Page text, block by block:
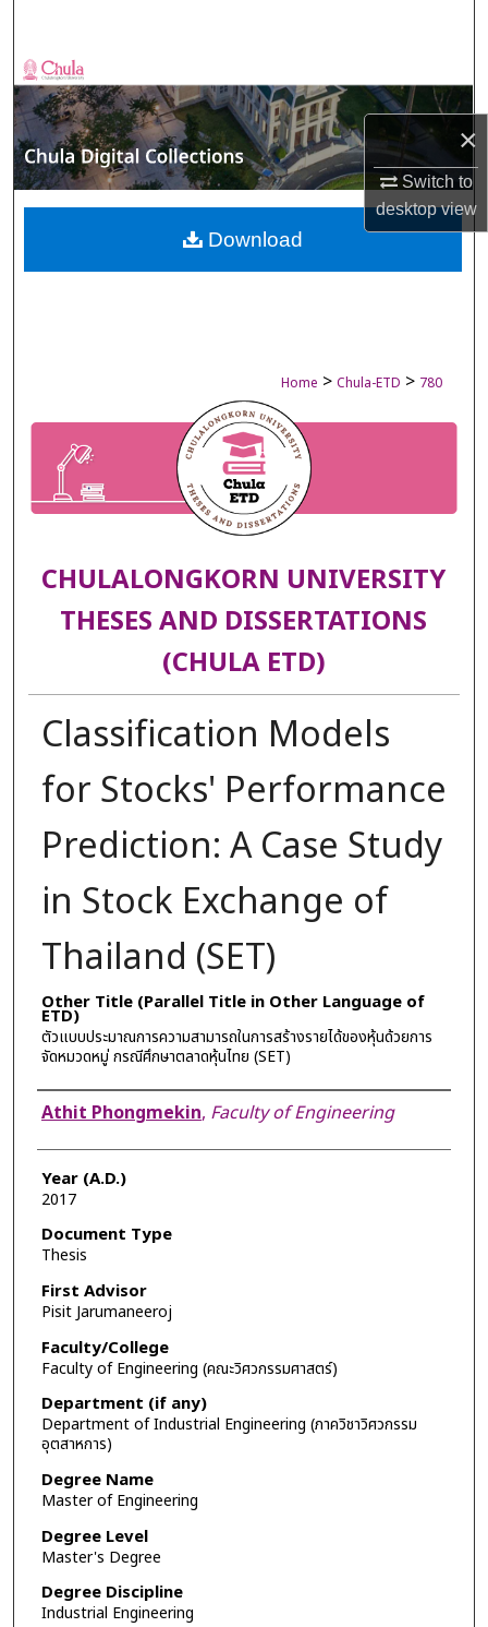
×
Switch to
desktopview
Browse Collections
My Account
About
Digital Commons Network™
Home > Chula-ETD > 780
CHULALONGKORN UNIVERSITY
THESES AND DISSERTATIONS
(CHULA ETD)
Classification Models
for Stocks' Performance
Prediction: A Case Study
in Stock Exchange of
Thailand (SET)
Other Title (Parallel Title in Other Language of
ETD)
ตัวแบบประมาณการความสามารถในการสร้างรายได้ของหุ้นด้วยการ
จัดหมวดหมู่ กรณีศึกษาตลาดหุ้นไทย (SET)
Author
Athit Phongmekin, Faculty of Engineering
Year (A.D.)
2017
Document Type
Thesis
First Advisor
Pisit Jarumaneeroj
Faculty/College
Faculty of Engineering (คณะวิศวกรรมศาสตร์)
Department (if any)
Department of Industrial Engineering (ภาควิชาวิศวกรรม
อุตสาหการ)
Degree Name
Master of Engineering
Degree Level
Master's Degree
Degree Discipline
Industrial Engineering
Download